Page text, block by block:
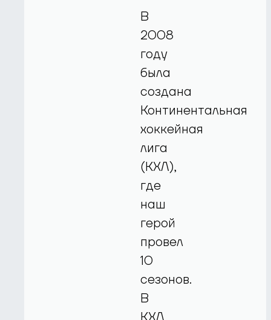
В
2008
году
была
создана
Континентальная
хоккейная
лига
(КХЛ),
где
наш
герой
провел
10
сезонов.
В